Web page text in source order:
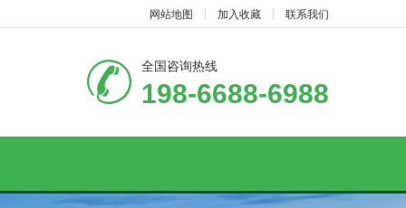
网站地图 加入收藏 联系我们
全国咨询热线
198-6688-6988